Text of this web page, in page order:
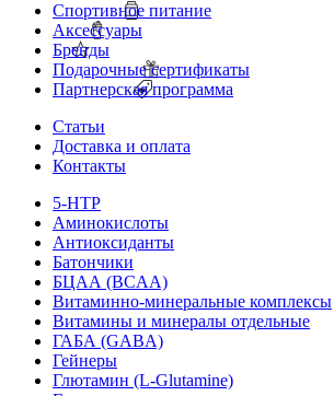
Спортивное питание
Аксессуары
Бренды
Подарочные сертификаты
Партнерская программа
Статьи
Доставка и оплата
Контакты
5-HTP
Аминокислоты
Антиоксиданты
Батончики
БЦАА (BCAA)
Витаминно-минеральные комплексы
Витамины и минералы отдельные
ГАБА (GABA)
Гейнеры
Глютамин (L-Glutamine)